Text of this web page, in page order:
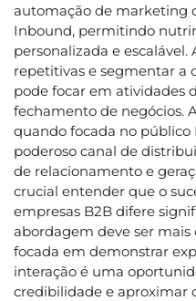
automação de marketing
Inbound, permitindo
personalizada e
repetitivas e segmentar a
pode focar em atividades
fechamento de negócios.
quando focada no público
poderoso canal de
de relacionamento e
crucial entender que o
empresas B2B difere
abordagem deve ser
focada em demonstrar
interação é uma
credibilidade e aproximar